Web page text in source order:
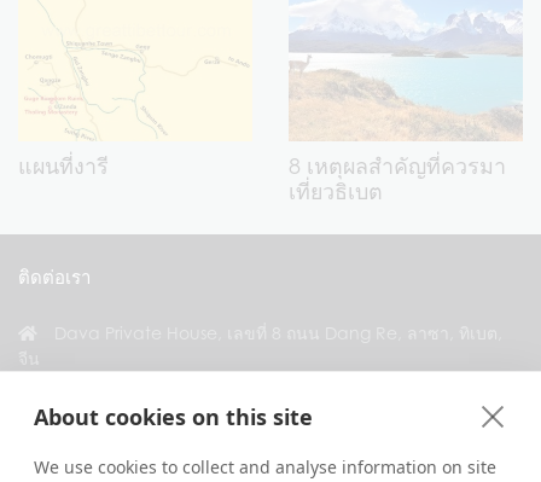
About cookies on this site
We use cookies to collect and analyse information on site
แผนที่งารี
8 เหตุผลสำคัญที่ควรมา
เที่ยวธิเบต
ติดต่อเรา